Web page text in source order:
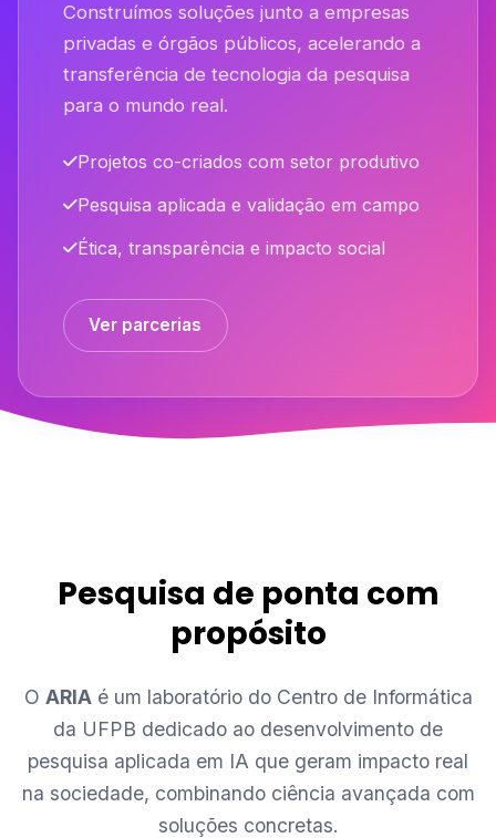
Construímos soluções junto a empresas
privadas e órgãos públicos, acelerando a
transferência de tecnologia da pesquisa
para o mundo real.
Projetos co-criados com setor produtivo
Pesquisa aplicada e validação em campo
Ética, transparência e impacto social
Ver parcerias
Pesquisa de ponta com
propósito
O ARIAé um laboratório do Centro de Informática
da UFPB dedicado ao desenvolvimento de
pesquisa aplicada em IA que geram impacto real
na sociedade, combinando ciência avançada com
soluções concretas.